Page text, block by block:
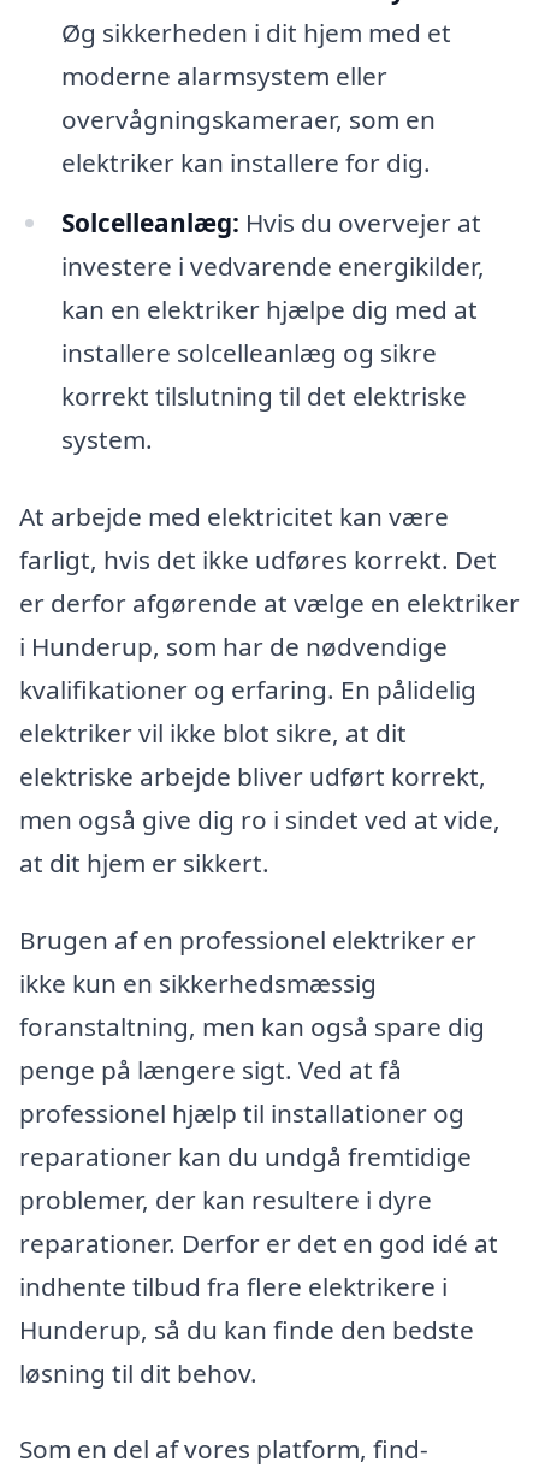
Øg sikkerheden i dit hjem med et
moderne alarmsystem eller
overvågningskameraer, som en
elektriker kan installere for dig.
Solcelleanlæg: Hvis du overvejer at
investere i vedvarende energikilder,
kan en elektriker hjælpe dig med at
installere solcelleanlæg og sikre
korrekt tilslutning til det elektriske
system.
At arbejde med elektricitet kan være
farligt, hvis det ikke udføres korrekt. Det
er derfor afgørende at vælge en elektriker
i Hunderup, som har de nødvendige
kvalifikationer og erfaring. En pålidelig
elektriker vil ikke blot sikre, at dit
elektriske arbejde bliver udført korrekt,
men også give dig ro i sindet ved at vide,
at dit hjem er sikkert.
Brugen af en professionel elektriker er
ikke kun en sikkerhedsmæssig
foranstaltning, men kan også spare dig
penge på længere sigt. Ved at få
professionel hjælp til installationer og
reparationer kan du undgå fremtidige
problemer, der kan resultere i dyre
reparationer. Derfor er det en god idé at
indhente tilbud fra flere elektrikere i
Hunderup, så du kan finde den bedste
løsning til dit behov.
Som en del af vores platform, find-